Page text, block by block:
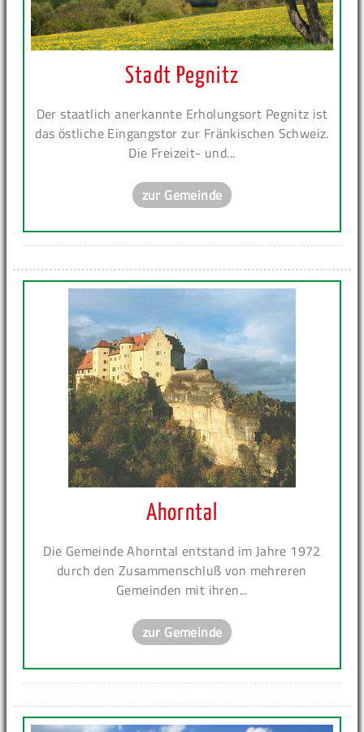
Stadt Pegnitz
Der staatlich anerkannte Erholungsort Pegnitz ist
das östliche Eingangstor zur Fränkischen Schweiz.
Die Freizeit- und...
zur Gemeinde
Ahorntal
Die Gemeinde Ahorntal entstand im Jahre 1972
durch den Zusammenschluß von mehreren
Gemeinden mit ihren...
zur Gemeinde